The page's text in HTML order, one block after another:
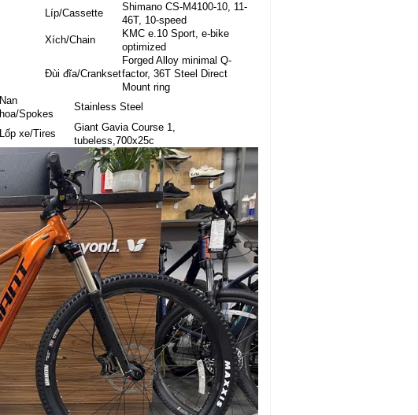
Líp/Cassette
Shimano CS-M4100-10, 11-
46T, 10-speed
Xích/Chain
KMC e.10 Sport, e-bike
optimized
Đùi đĩa/Crankset
Forged Alloy minimal Q-
factor, 36T Steel Direct
Mount ring
Nan
hoa/Spokes
Stainless Steel
Lốp xe/Tires
Giant Gavia Course 1,
tubeless,700x25c